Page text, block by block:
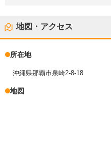
地図・アクセス
所在地
沖縄県那覇市泉崎2-8-18
地図